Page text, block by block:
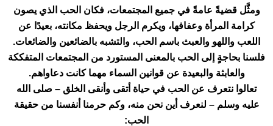
ومثَّل قضيةً عامةً في جميع المجتمعات، فكان الحب الذي يصون
كرامة المرأة وعفافها، ويكرم الرجل ويحفظ مكانته، بعيدًا عن
اللعب واللهو والعبث باسم الحب، والتشبه بالضائعين والضائعات.
فلسنا بحاجةٍ إلى الحب بالمعنى المستورد من المجتمعات المتفككة
والعابثة والبعيدة عن قوانين السماء مهما كانت دعاواهم.
تعالوا نتعرف عن الحب في حياة أتقى وأنقى الخلق – صلى الله
عليه وسلم – لنعرف أين نحن منه، وكم حرمنا أنفسنا من حقيقة
الحب: